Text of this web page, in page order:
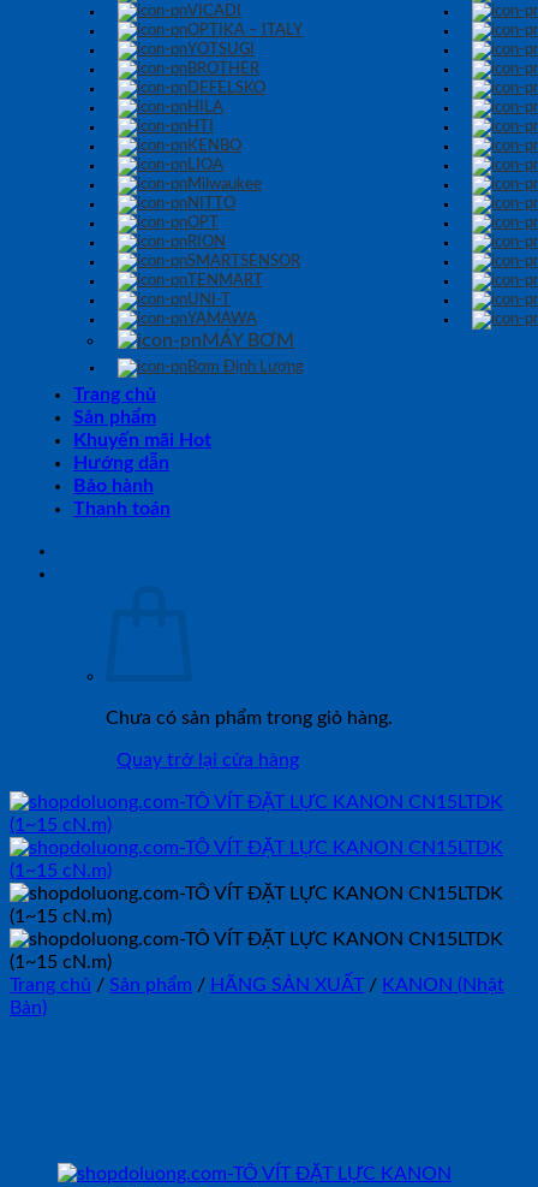
VICADI
OPTIKA – ITALY
YOTSUGI
BROTHER
DEFELSKO
HILA
HTI
KENBO
LIOA
Milwaukee
NITTO
OPT
RION
SMARTSENSOR
TENMART
UNI-T
YAMAWA
MÁY BƠM
Bơm Định Lượng
Trang chủ
Sản phẩm
Khuyến mãi Hot
Hướng dẫn
Bảo hành
Thanh toán
Chưa có sản phẩm trong giỏ hàng.
Quay trở lại cửa hàng
Trang chủ / Sản phẩm / HÃNG SẢN XUẤT / KANON (Nhật
Bản)